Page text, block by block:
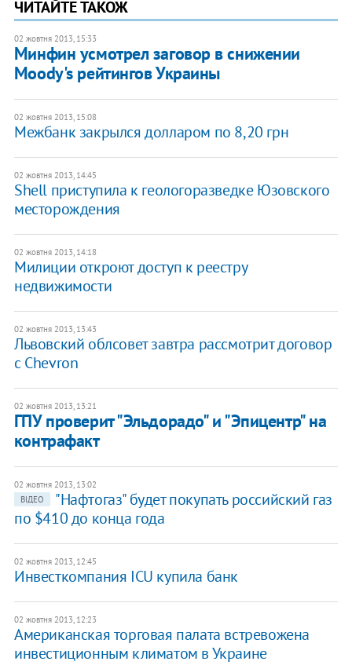
ЧИТАЙТЕ ТАКОЖ
02 жовтня 2013, 15:33
Минфин усмотрел заговор в снижении
Moody's рейтингов Украины
02 жовтня 2013, 15:08
Межбанк закрылся долларом по 8,20 грн
02 жовтня 2013, 14:45
Shell приступила к геологоразведке Юзовского
месторождения
02 жовтня 2013, 14:18
Милиции откроют доступ к реестру
недвижимости
02 жовтня 2013, 13:43
Львовский облсовет завтра рассмотрит договор
с Chevron
02 жовтня 2013, 13:21
ГПУ проверит "Эльдорадо" и "Эпицентр" на
контрафакт
02 жовтня 2013, 13:02
ВІДЕО
"Нафтогаз" будет покупать российский газ
по $410 до конца года
02 жовтня 2013, 12:45
Инвесткомпания ICU купила банк
02 жовтня 2013, 12:23
Американская торговая палата встревожена
инвестиционным климатом в Украине